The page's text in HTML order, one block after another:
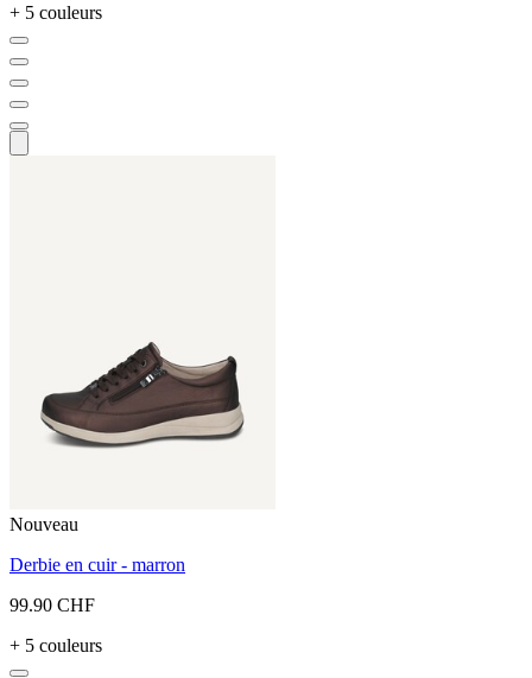
+ 5 couleurs
Nouveau
Derbie en cuir - marron
99.90 CHF
+ 5 couleurs